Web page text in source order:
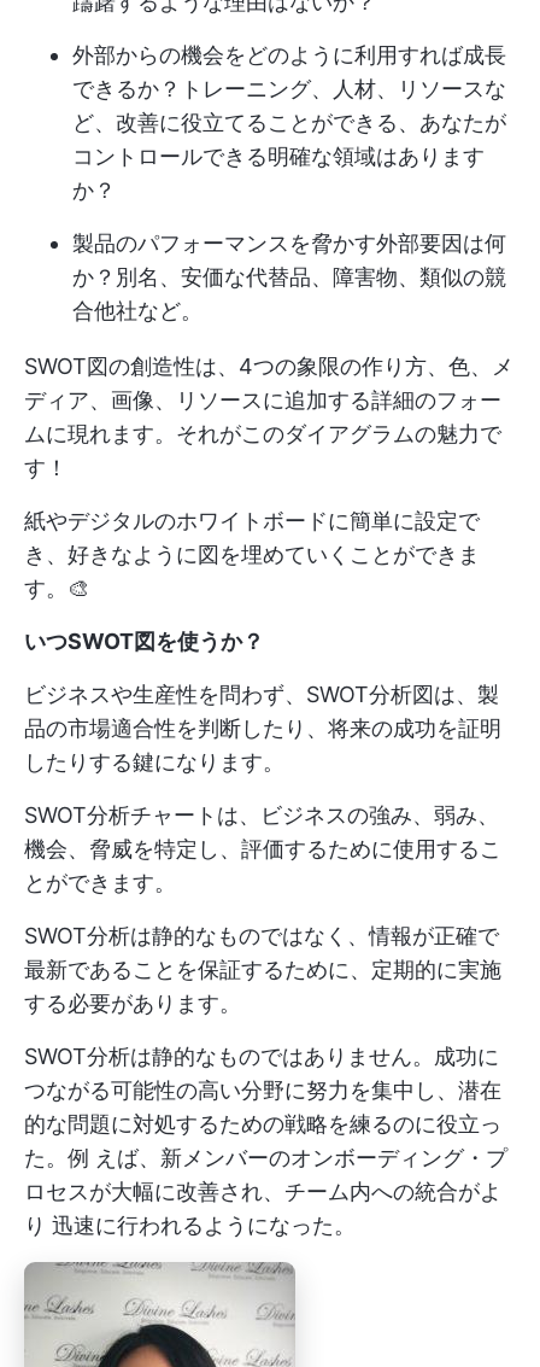
外部からの機会をどのように利用すれば成長
できるか？トレーニング、人材、リソースな
ど、改善に役立てることができる、あなたが
コントロールできる明確な領域はあります
か？
製品のパフォーマンスを脅かす外部要因は何
か？別名、安価な代替品、障害物、類似の競
合他社など。
SWOT図の創造性は、4つの象限の作り方、色、メ
ディア、画像、リソースに追加する詳細のフォー
ムに現れます。それがこのダイアグラムの魅力で
す！
紙やデジタルのホワイトボードに簡単に設定で
き、好きなように図を埋めていくことができま
す。🎨
いつSWOT図を使うか？
ビジネスや生産性を問わず、SWOT分析図は、製
品の市場適合性を判断したり、将来の成功を証明
したりする鍵になります。
SWOT分析チャートは、ビジネスの強み、弱み、
機会、脅威を特定し、評価するために使用するこ
とができます。
SWOT分析は静的なものではなく、情報が正確で
最新であることを保証するために、定期的に実施
する必要があります。
SWOT分析は静的なものではありません。成功に
つながる可能性の高い分野に努力を集中し、潜在
的な問題に対処するための戦略を練るのに役立っ
た。例 えば、新メンバーのオンボーディング・プ
ロセスが大幅に改善され、チーム内への統合がよ
り 迅速に行われるようになった。